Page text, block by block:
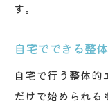
す。
自宅でできる整
自宅で行う整体的
だけで始められる